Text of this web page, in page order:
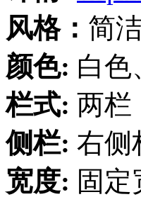
风格： 简
颜色: 白色
栏式: 两栏
侧栏: 右侧
宽度: 固定